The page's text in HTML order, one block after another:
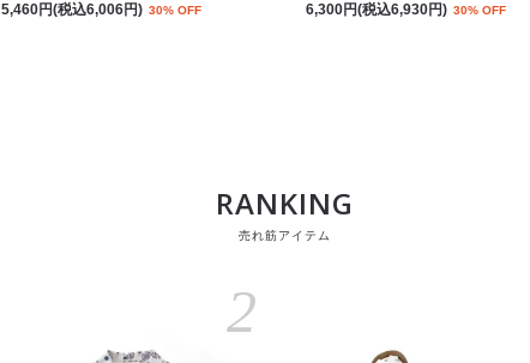
5,460円(税込6,006円) 30% OFF
6,300円(税込6,930円) 30% OFF
RANKING
売れ筋アイテム
2